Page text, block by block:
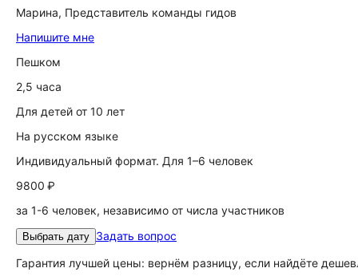
Марина, Представитель команды гидов
Напишите мне
Пешком
2,5 часа
Для детей от 10 лет
На русском языке
Индивидуальный формат. Для 1–6 человек
9800 ₽
за 1-6 человек, независимо от числа участников
Выбрать дату Задать вопрос
Гарантия лучшей цены: вернём разницу, если найдёте